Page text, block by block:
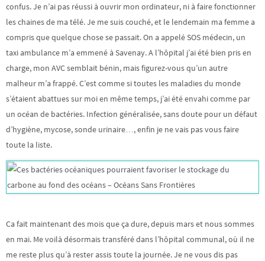
confus. Je n’ai pas réussi à ouvrir mon ordinateur, ni à faire fonctionner
les chaines de ma télé. Je me suis couché, et le lendemain ma femme a
compris que quelque chose se passait. On a appelé SOS médecin, un
taxi ambulance m’a emmené à Savenay. A l’hôpital j’ai été bien pris en
charge, mon AVC semblait bénin, mais figurez-vous qu’un autre
malheur m’a frappé. C’est comme si toutes les maladies du monde
s’étaient abattues sur moi en même temps, j’ai été envahi comme par
un océan de bactéries. Infection généralisée, sans doute pour un défaut
d’hygiène, mycose, sonde urinaire…, enfin je ne vais pas vous faire
toute la liste.
Ca fait maintenant des mois que ça dure, depuis mars et nous sommes
en mai. Me voilà désormais transféré dans l’hôpital communal, où il ne
me reste plus qu’à rester assis toute la journée. Je ne vous dis pas